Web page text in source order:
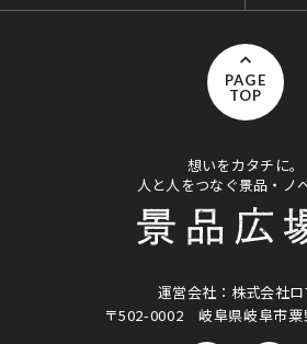
PAGE
TOP
想いをカタチに。
人と人をつなぐ景品・ノ
運営会社：株式会社ロ
〒502-0002岐阜県岐阜市